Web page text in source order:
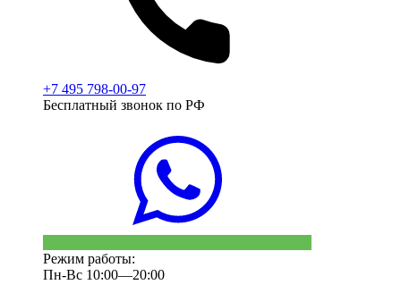
+7 495 798-00-97
Бесплатный звонок по РФ
Режим работы:
Пн-Вс 10:00—20:00